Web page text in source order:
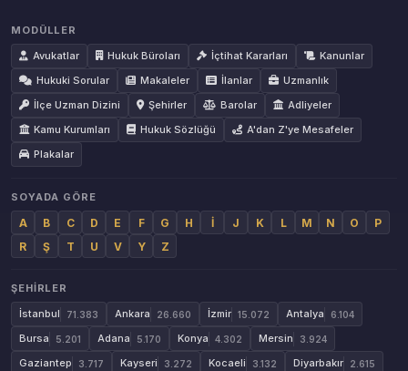
MODÜLLER
Avukatlar
Hukuk Büroları İçtihat Kararları
Kanunlar
Hukuki Sorular
Makaleler İlanlar
Uzmanlık
İlçe Uzman Dizini
Şehirler Barolar
Adliyeler
Kamu Kurumları
Hukuk Sözlüğü
A'dan Z'ye Mesafeler
Plakalar
SOYADA GÖRE
A B C D E F G H İ J K L M N O
P
R
Ş T U V Y Z
ŞEHIRLER
İstanbul
71.383 Ankara 26.660 İzmir 15.072 Antalya 6.104
Bursa 5.201 Adana 5.170 Konya 4.302 Mersin 3.924
Gaziantep 3.717 Kayseri 3.272 Kocaeli 3.132 Diyarbakır 2.615